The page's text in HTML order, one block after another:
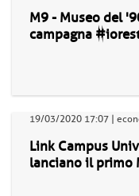
M9 - Museo del
campagna
19/03/2020 17:07 |
Link Campus
lanciano il primo